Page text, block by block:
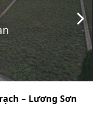
– Lương Sơn